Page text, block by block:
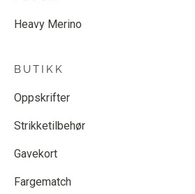
Heavy Merino
BUTIKK
Oppskrifter
Strikketilbehør
Gavekort
Fargematch